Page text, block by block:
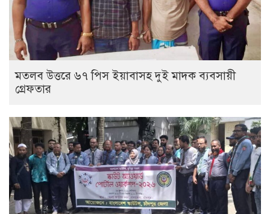
মতলব উত্তরে ৬৭ পিস ইয়াবাসহ দুই মাদক ব্যবসায়ী
গ্রেফতার